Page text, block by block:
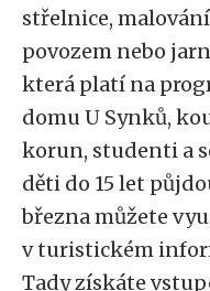
střelnice,
povozem nebo
která platí na
domu U Synků,
korun, studenti a
děti do 15 let
března můžete
v turistickém
Tady získáte